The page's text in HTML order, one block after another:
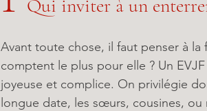
Qui inviter à un
Avant toute chose, il faut penser à
comptent le plus pour elle ? Un
joyeuse et complice. On privilégie
longue date, les sœurs, cousines,